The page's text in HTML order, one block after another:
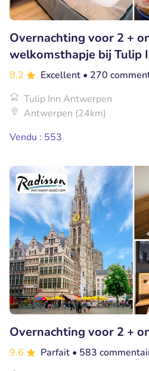
Overnachting voor 2 +
welkomsthapje bij Tulip
8.2 Excellent • 270
Tulip Inn Antwerpen
Antwerpen (24km)
Vendu : 553
Overnachting voor 2 +
9.6 Parfait • 583